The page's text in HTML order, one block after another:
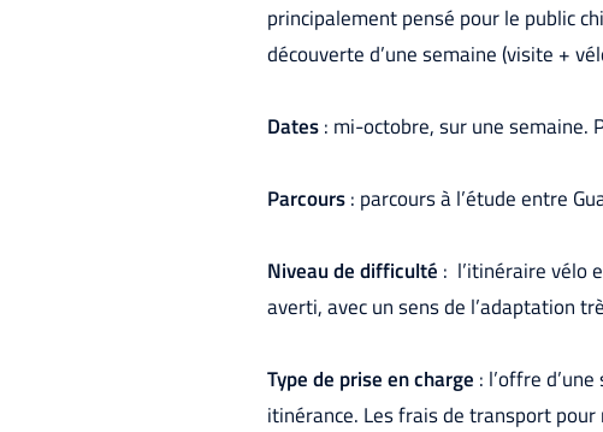
principalement pensé pour le public
découverte d’une semaine (visite +
Dates: mi-octobre, sur une semaine.
Parcours: parcours à l’étude entre
Niveau de difficulté : l’itinéraire vélo
averti, avec un sens de l’adaptation
Type de prise en charge : l’offre
itinérance. Les frais de transport